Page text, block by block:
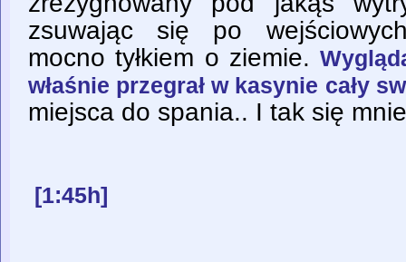
zsuwając się po
mocno tyłkiem o ziemie.
właśnie przegrał w kasynie cały
miejsca do spania.. I tak się
[1:45h]